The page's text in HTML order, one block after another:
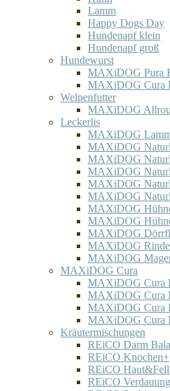
Lamm
Happy Dogs Day
Hundenapf klein
Hundenapf groß
Hundewurst
MAXiDOG Pura
MAXiDOG Cura
Welpenfutter
MAXiDOG
Leckerlis
MAXiDOG
MAXiDOG
MAXiDOG
MAXiDOG
MAXiDOG
MAXiDOG
MAXiDOG
MAXiDOG
MAXiDOG
MAXiDOG
MAXiDOG
MAXiDOG Cura
MAXiDOG Cura
MAXiDOG Cura
MAXiDOG Cura
MAXiDOG Cura
Kräutermischungen
REiCO Darm
REiCO Knochen+
REiCO
REiCO